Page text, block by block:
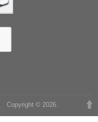
Copyright © 2026.